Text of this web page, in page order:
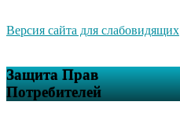
Версия сайта для слабовидящих
Защита Прав
Потребителей